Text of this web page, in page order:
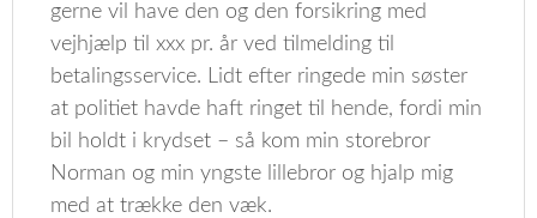
gerne vil have den og den forsikring med
vejhjælp til xxx pr. år ved tilmelding til
betalingsservice. Lidt efter ringede min søster
at politiet havde haft ringet til hende, fordi min
bil holdt i krydset – så kom min storebror
Norman og min yngste lillebror og hjalp mig
med at trække den væk.